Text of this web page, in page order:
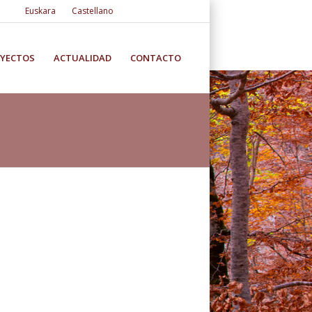
Euskara Castellano
ACTUALIDAD CONTACTO